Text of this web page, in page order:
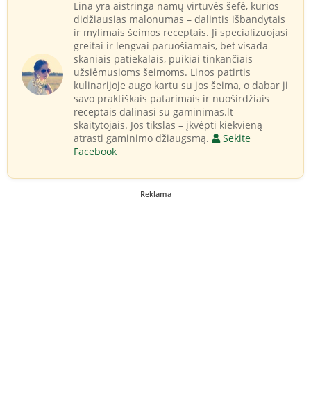
Lina yra aistringa namų virtuvės šefė, kurios
didžiausias malonumas – dalintis išbandytais
ir mylimais šeimos receptais. Ji specializuojasi
greitai ir lengvai paruošiamais, bet visada
skaniais patiekalais, puikiai tinkančiais
užsiėmusioms šeimoms. Linos patirtis
kulinarijoje augo kartu su jos šeima, o dabar ji
savo praktiškais patarimais ir nuoširdžiais
receptais dalinasi su gaminimas.lt
skaitytojais. Jos tikslas – įkvėpti kiekvieną
atrasti gaminimo džiaugsmą.
Sekite
Facebook
Reklama